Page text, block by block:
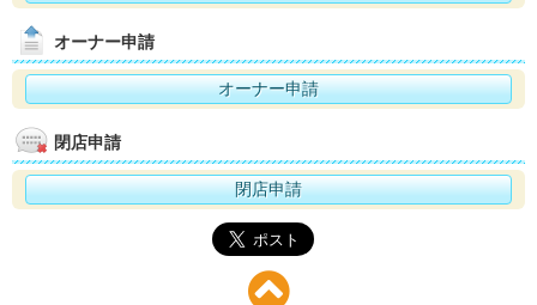
オーナー申請
オーナー申請
閉店申請
閉店申請